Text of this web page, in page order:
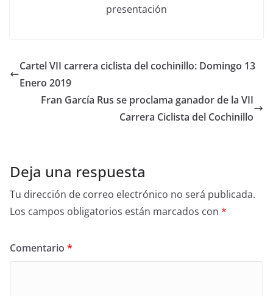
presentación
Cartel VII carrera ciclista del cochinillo: Domingo 13
Enero 2019
Fran García Rus se proclama ganador de la VII
Carrera Ciclista del Cochinillo
Deja una respuesta
Tu dirección de correo electrónico no será publicada.
Los campos obligatorios están marcados con *
Comentario *